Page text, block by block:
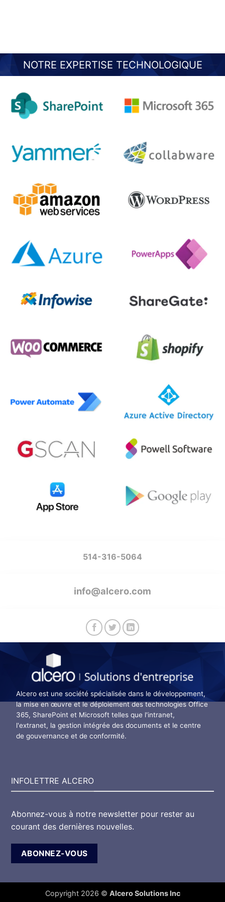
NOTRE EXPERTISE TECHNOLOGIQUE
514-316-5064
info@alcero.com
Alcero est une société spécialisée dans le développement,
la mise en œuvre et le déploiement des technologies Office
365, SharePoint et Microsoft telles que l'intranet,
l'extranet, la gestion intégrée des documents et le centre
de gouvernance et de conformité.
INFOLETTRE ALCERO
Abonnez-vous à notre newsletter pour rester au
courant des dernières nouvelles.
ABONNEZ-VOUS
Copyright 2026 © Alcero Solutions Inc